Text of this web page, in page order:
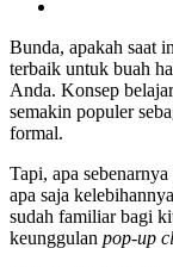
Bunda, apakah saat
terbaik untuk buah
Anda. Konsep
semakin populer
formal.
Tapi, apa
apa saja
sudah familiar bagi
keunggulan pop-up